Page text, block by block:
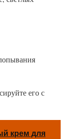
его с
крем для